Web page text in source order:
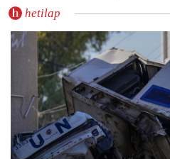
hetilap